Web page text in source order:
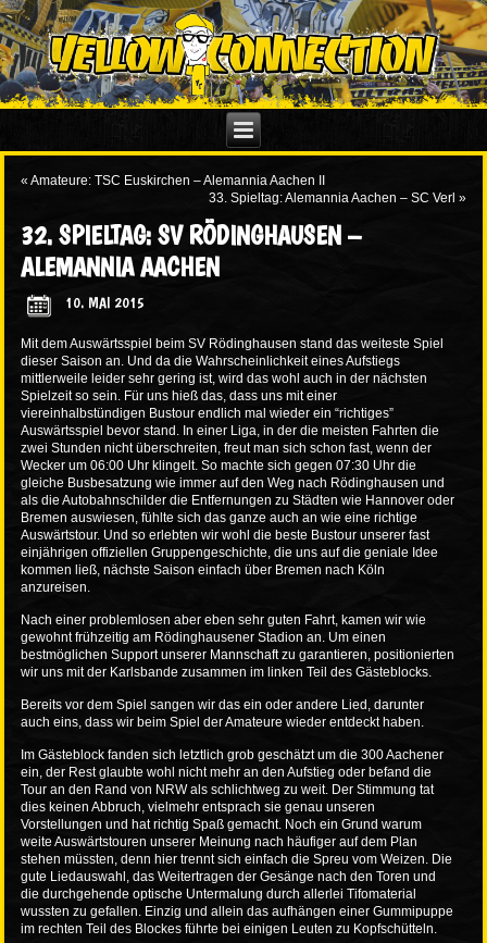
«Amateure: TSC Euskirchen – Alemannia Aachen II
33. Spieltag: Alemannia Aachen – SC Verl »
32. SPIELTAG: SV RÖDINGHAUSEN –
ALEMANNIA AACHEN
10. MAI 2015
Mit dem Auswärtsspiel beim SV Rödinghausen stand das weiteste Spiel
dieser Saison an. Und da die Wahrscheinlichkeit eines Aufstiegs
mittlerweile leider sehr gering ist, wird das wohl auch in der nächsten
Spielzeit so sein. Für uns hieß das, dass uns mit einer
viereinhalbstündigen Bustour endlich mal wieder ein “richtiges”
Auswärtsspiel bevor stand. In einer Liga, in der die meisten Fahrten die
zwei Stunden nicht überschreiten, freut man sich schon fast, wenn der
Wecker um 06:00 Uhr klingelt. So machte sich gegen 07:30 Uhr die
gleiche Busbesatzung wie immer auf den Weg nach Rödinghausen und
als die Autobahnschilder die Entfernungen zu Städten wie Hannover oder
Bremen auswiesen, fühlte sich das ganze auch an wie eine richtige
Auswärtstour. Und so erlebten wir wohl die beste Bustour unserer fast
einjährigen offiziellen Gruppengeschichte, die uns auf die geniale Idee
kommen ließ, nächste Saison einfach über Bremen nach Köln
anzureisen.
Nach einer problemlosen aber eben sehr guten Fahrt, kamen wir wie
gewohnt frühzeitig am Rödinghausener Stadion an. Um einen
bestmöglichen Support unserer Mannschaft zu garantieren, positionierten
wir uns mit der Karlsbande zusammen im linken Teil des Gästeblocks.
Bereits vor dem Spiel sangen wir das ein oder andere Lied, darunter
auch eins, dass wir beim Spiel der Amateure wieder entdeckt haben.
Im Gästeblock fanden sich letztlich grob geschätzt um die 300 Aachener
ein, der Rest glaubte wohl nicht mehr an den Aufstieg oder befand die
Tour an den Rand von NRW als schlichtweg zu weit. Der Stimmung tat
dies keinen Abbruch, vielmehr entsprach sie genau unseren
Vorstellungen und hat richtig Spaß gemacht. Noch ein Grund warum
weite Auswärtstouren unserer Meinung nach häufiger auf dem Plan
stehen müssten, denn hier trennt sich einfach die Spreu vom Weizen. Die
gute Liedauswahl, das Weitertragen der Gesänge nach den Toren und
die durchgehende optische Untermalung durch allerlei Tifomaterial
wussten zu gefallen. Einzig und allein das aufhängen einer Gummipuppe
im rechten Teil des Blockes führte bei einigen Leuten zu Kopfschütteln.